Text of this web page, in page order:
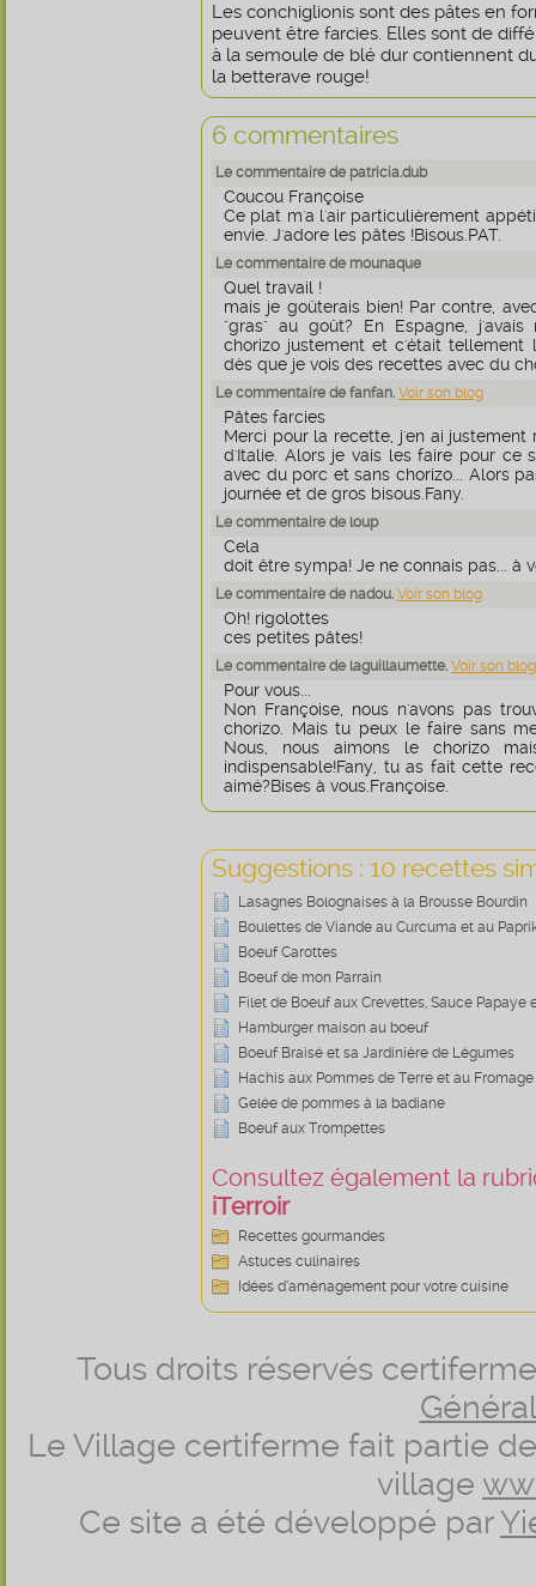
Les conchiglionis sont des pâtes en
peuvent être farcies. Elles sont de
à la semoule de blé dur contiennent
la betterave rouge!
6 commentaires
Le commentaire de patricia.dub
Coucou Françoise
Ce plat m'a l'air particulièrement
envie. J'adore les pâtes !Bisous.PAT.
Le commentaire de mounaque
Quel travail !
mais je goûterais bien! Par contre,
"gras" au goût? En Espagne,
chorizo justement et c'était tellement
dès que je vois des recettes avec du
Le commentaire de fanfan. Voir son blog
Pâtes farcies
Merci pour la recette, j'en ai
d'Italie. Alors je vais les faire pour ce
avec du porc et sans chorizo... Alors
journée et de gros bisous.Fany.
Le commentaire de loup
Cela
doit être sympa! Je ne connais pas... à
Le commentaire de nadou. Voir son blog
Oh! rigolottes
ces petites pâtes!
Le commentaire de laguillaumette. Voir son blog
Pour vous...
Non Françoise, nous n'avons pas
chorizo. Mais tu peux le faire sans
Nous, nous aimons le chorizo
indispensable!Fany, tu as fait cette
aimé?Bises à vous.Françoise.
Suggestions : 10 recettes
Lasagnes Bolognaises à la Brousse Bourdin
Boulettes de Viande au Curcuma et au
Boeuf Carottes
Boeuf de mon Parrain
Filet de Boeuf aux Crevettes, Sauce
Hamburger maison au boeuf
Boeuf Braisé et sa Jardinière de Légumes
Hachis aux Pommes de Terre et au Fromage
Gelée de pommes à la badiane
Boeuf aux Trompettes
Consultez également la
iTerroir
Recettes gourmandes
Astuces culinaires
Idées d’aménagement pour votre cuisine
Tous droits réservés
Le Village certiferme fait partie
village
Ce site a été développé par